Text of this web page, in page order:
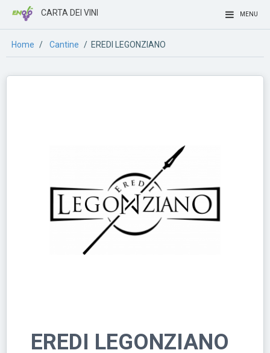
MENU
CARTA DEI VINI
Home / Cantine / EREDI LEGONZIANO
EREDI LEGONZIANO